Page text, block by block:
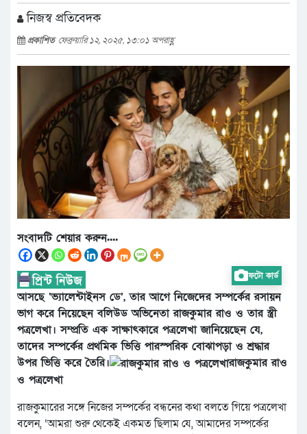
নিজস্ব প্রতিবেদক
প্রকাশিত ফেব্রুয়ারি ১২, ২০২৫, ১৩:০১ অপরাহ্ণ
ফটো কার্ড
সংবাদটি শেয়ার করুন....
আসছে ‘ভ্যালেন্টাইনস ডে’, তার আগে নিজেদের সম্পর্কের রসায়ন
ভাগ করে নিয়েছেন বলিউড অভিনেতা রাজকুমার রাও ও তার স্ত্রী
পত্রলেখা। সম্প্রতি এক সাক্ষাৎকারে পত্রলেখা জানিয়েছেন যে,
তাদের সম্পর্কের প্রথমিক ভিত্তি পারস্পরিক বোঝাপড়া ও শ্রদ্ধার
উপর ভিত্তি করে তৈরি।
রাজকুমার রাও
ও পত্রলেখা
রাজকুমারের সঙ্গে নিজের সম্পর্কের বন্ধনের কথা বলতে গিয়ে পত্রলেখা
বলেন, ‘আমরা শুরু থেকেই একমত ছিলাম যে, আমাদের সম্পর্কের